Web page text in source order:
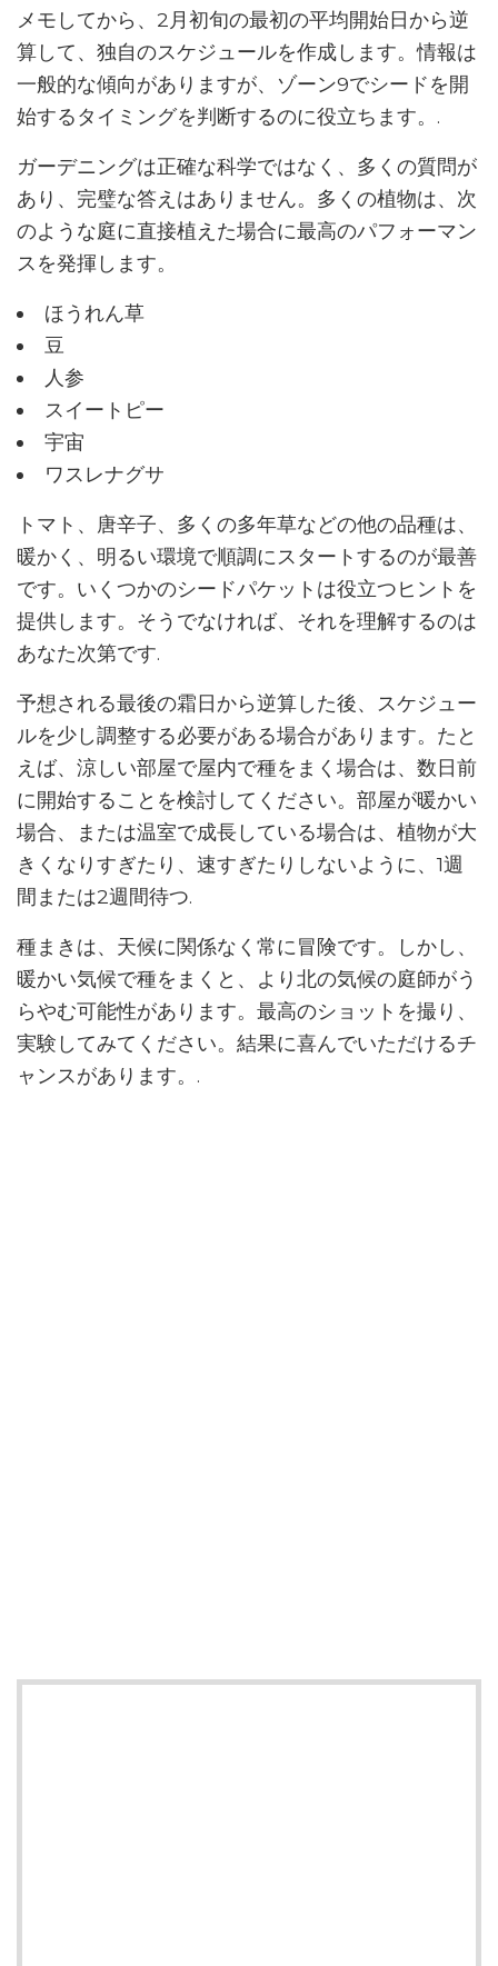
メモしてから、2月初旬の最初の平均開始日から逆
算して、独自のスケジュールを作成します。情報は
一般的な傾向がありますが、ゾーン9でシードを開
始するタイミングを判断するのに役立ちます。.
ガーデニングは正確な科学ではなく、多くの質問が
あり、完璧な答えはありません。多くの植物は、次
のような庭に直接植えた場合に最高のパフォーマン
スを発揮します。
ほうれん草
豆
人参
スイートピー
宇宙
ワスレナグサ
トマト、唐辛子、多くの多年草などの他の品種は、
暖かく、明るい環境で順調にスタートするのが最善
です。いくつかのシードパケットは役立つヒントを
提供します。そうでなければ、それを理解するのは
あなた次第です.
予想される最後の霜日から逆算した後、スケジュー
ルを少し調整する必要がある場合があります。たと
えば、涼しい部屋で屋内で種をまく場合は、数日前
に開始することを検討してください。部屋が暖かい
場合、または温室で成長している場合は、植物が大
きくなりすぎたり、速すぎたりしないように、1週
間または2週間待つ.
種まきは、天候に関係なく常に冒険です。しかし、
暖かい気候で種をまくと、より北の気候の庭師がう
らやむ可能性があります。最高のショットを撮り、
実験してみてください。結果に喜んでいただけるチ
ャンスがあります。.